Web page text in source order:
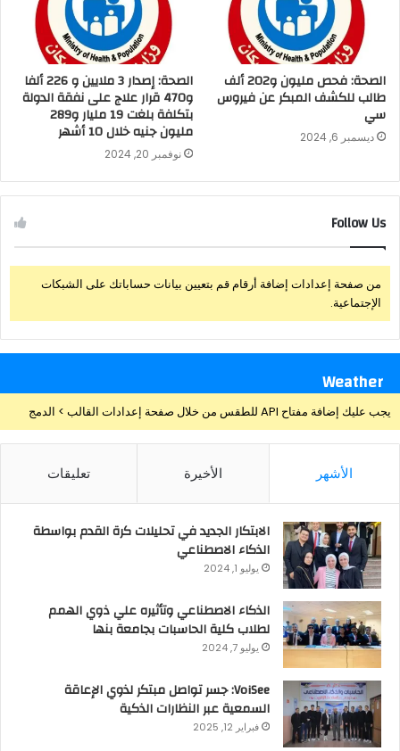
الصحة: فحص مليون و202 ألف
طالب للكشف المبكر عن فيروس
سي
ديسمبر 6, 2024
الصحة: إصدار 3 ملايين و 226 ألفا
و470 قرار علاج على نفقة الدولة
بتكلفة بلغت 19 مليار و289
مليون جنيه خلال 10 أشهر
نوفمبر 20, 2024
Follow Us
من صفحة إعدادات إضافة أرقام قم بتعيين بيانات حساباتك على الشبكات
الإجتماعية.
Weather
يجب عليك إضافة مفتاح API للطقس من خلال صفحة إعدادات القالب > الدمج
الأشهر الأخيرة تعليقات
الابتكار الجديد في تحليلات كرة القدم بواسطة
الذكاء الاصطناعي
يوليو 1, 2024
الذكاء الاصطناعي وتأثيره علي ذوي الهمم
لطلاب كلية الحاسبات بجامعة بنها
يوليو 7, 2024
VoiSee: جسر تواصل مبتكر لذوي الإعاقة
السمعية عبر النظارات الذكية
فبراير 12, 2025